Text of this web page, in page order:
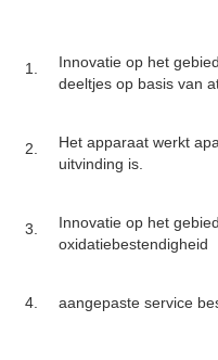
1.
Innovatie op het
deeltjes op basis van
2.
Het apparaat werkt
uitvinding is.
3.
Innovatie op het
oxidatiebestendigheid
4. aangepaste service